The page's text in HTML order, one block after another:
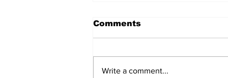
Comments
Write a comment...